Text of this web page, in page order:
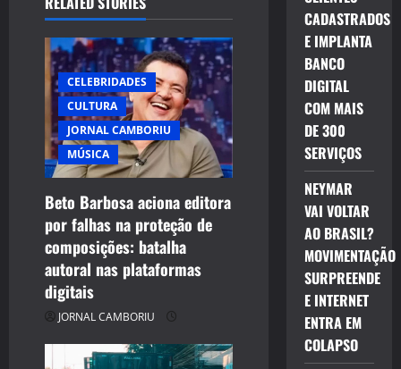
CELEBRIDADES
CULTURA
JORNAL CAMBORIU
MÚSICA
Beto Barbosa aciona editora
por falhas na proteção de
composições: batalha
autoral nas plataformas
digitais
JORNAL CAMBORIU
CADASTRADOS
E IMPLANTA
BANCO
DIGITAL
COM MAIS
DE 300
SERVIÇOS
NEYMAR
VAI VOLTAR
AO BRASIL?
MOVIMENTAÇÃO
SURPREENDE
E INTERNET
ENTRA EM
COLAPSO